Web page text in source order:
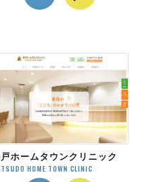
ホームタウンクリニック
HOME TOWN CLINIC